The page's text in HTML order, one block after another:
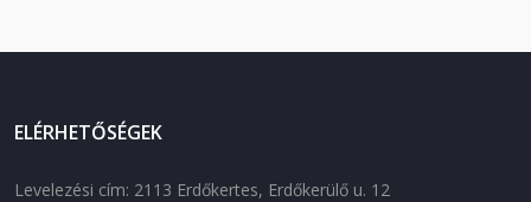
ELÉRHETŐSÉGEK
Levelezési cím: 2113 Erdőkertes, Erdőkerülő u. 12